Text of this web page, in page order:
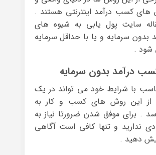
کسب درآمد اینترنتی هستند .
سایت پول یابی به شیوه های
سرمایه و یا با حداقل سرمایه
شود .
درآمد بدون سرمایه
با شرایط خود می تواند در یک
از این روش های کسب و کار به
. برای موفق شدن ضرورتا نیاز به
ندارید و تنها کافی است آگاهی
دهید .